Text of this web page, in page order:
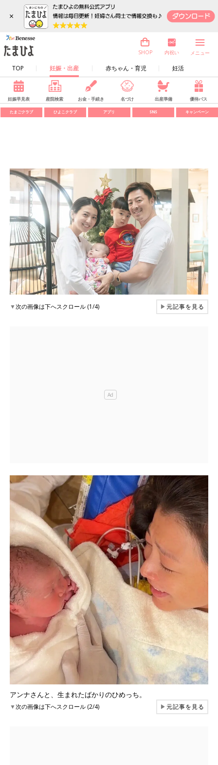
×
TOP 妊娠・出産 赤ちゃん・育児 妊活
SHOP 内祝い メニュー
妊娠早見表 産院検索 お金・手続き 名づけ 出産準備 優待パス
たまごクラブ ひよこクラブ アプリ SNS キャンペーン
▼次の画像は下へスクロール (1/4) ▶元記事を見る
アンナさんと、生まれたばかりのひめっち。
▼次の画像は下へスクロール (2/4) ▶元記事を見る